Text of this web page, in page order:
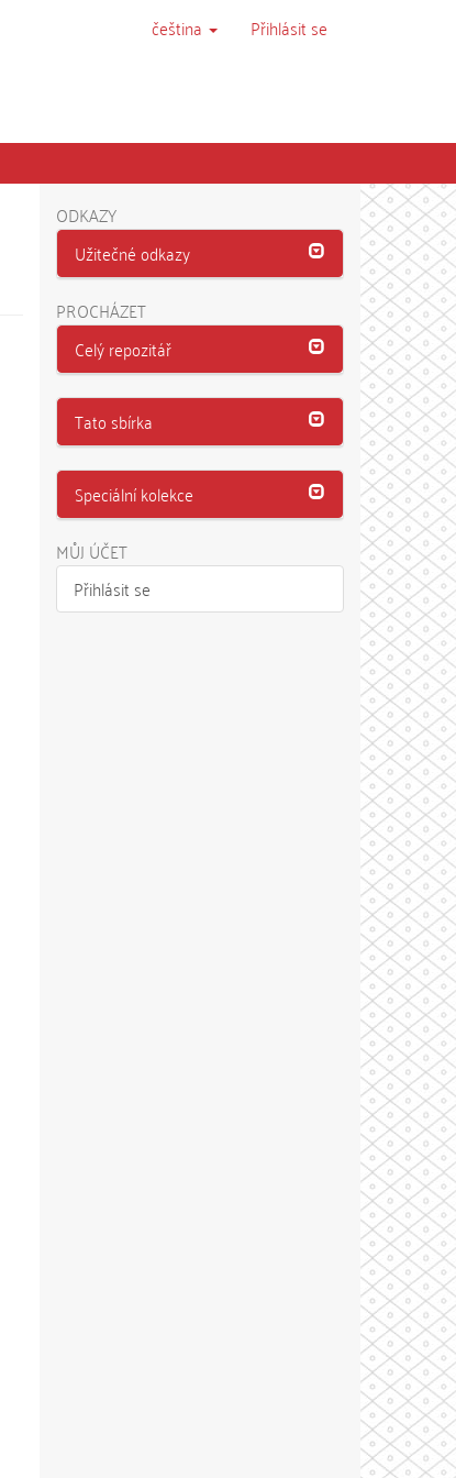
čeština Přihlásit se
ODKAZY
Užitečné odkazy
PROCHÁZET
Celý repozitář
Tato sbírka
Speciální kolekce
MŮJ ÚČET
Přihlásit se